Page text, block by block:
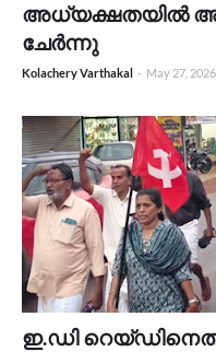
അധ്യക്ഷതയിൽ
ചേർന്നു
Kolachery Varthakal - May 27, 2026
ഇ.ഡി